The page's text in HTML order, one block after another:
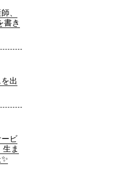
、
書き
出
ービ
生ま